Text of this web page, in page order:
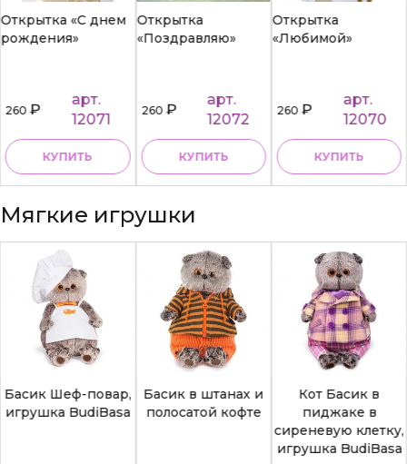
Открытка «С днем
рождения»
260₽
арт.
12071
КУПИТЬ
Открытка
«Поздравляю»
260₽
арт.
12072
КУПИТЬ
Открытка
«Любимой»
260₽
арт.
12070
КУПИТЬ
Мягкие игрушки
Басик Шеф-повар,
игрушка BudiBasa
Басик в штанах и
полосатой кофте
Кот Басик в
пиджаке в
сиреневую клетку,
игрушка BudiBasa